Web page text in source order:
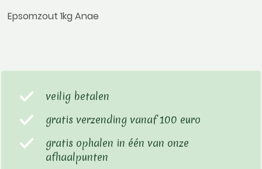
Epsomzout 1kg Anae
veilig betalen
gratis verzending vanaf 100 euro
gratis ophalen in één van onze
afhaalpunten